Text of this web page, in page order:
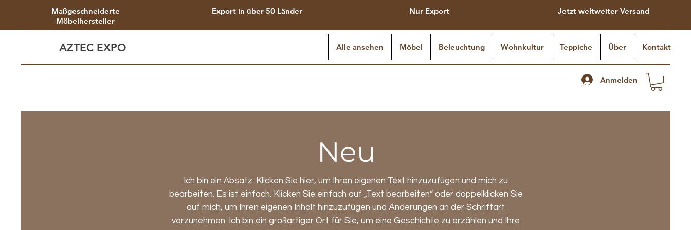
Maßgeschneiderte
Möbelhersteller
Export in über 50 Länder Nur Export Jetzt weltweiter Versand
AZTEC EXPO Alle ansehen Möbel Beleuchtung Wohnkultur Teppiche Über Kontakt
Anmelden
Neu
Ich bin ein Absatz. Klicken Sie hier, um Ihren eigenen Text hinzuzufügen und mich zu
bearbeiten. Es ist einfach. Klicken Sie einfach auf „Text bearbeiten“ oder doppelklicken Sie
auf mich, um Ihren eigenen Inhalt hinzuzufügen und Änderungen an der Schriftart
vorzunehmen. Ich bin ein großartiger Ort für Sie, um eine Geschichte zu erzählen und Ihre